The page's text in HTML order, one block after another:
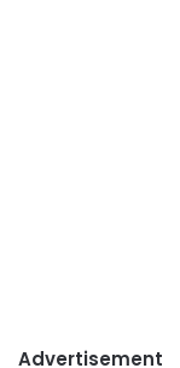
Advertisement